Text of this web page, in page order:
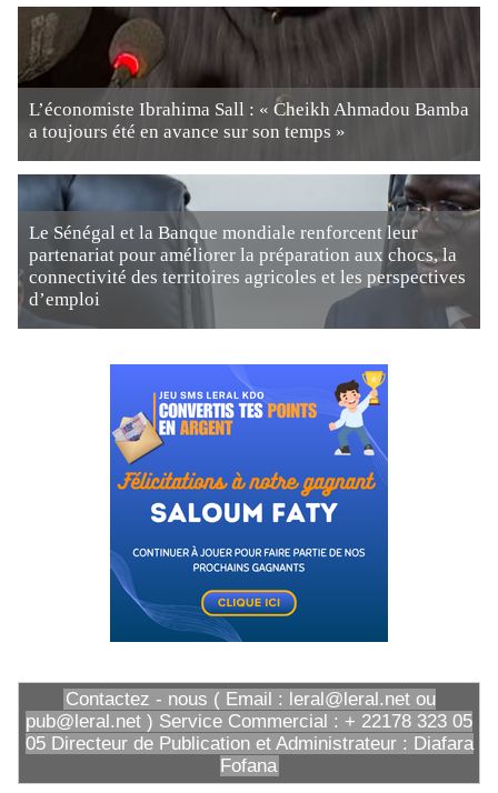
L’économiste Ibrahima Sall : « Cheikh Ahmadou Bamba
a toujours été en avance sur son temps »
Le Sénégal et la Banque mondiale renforcent leur
partenariat pour améliorer la préparation aux chocs, la
connectivité des territoires agricoles et les perspectives
d’emploi
Contactez - nous ( Email : leral@leral.net ou
pub@leral.net ) Service Commercial : + 22178 323 05
05 Directeur de Publication et Administrateur : Diafara
Fofana